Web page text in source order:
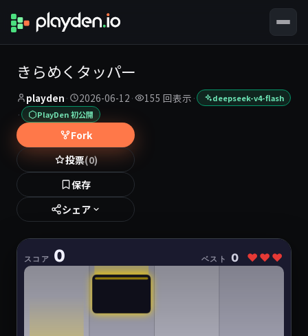
きらめくタッパー
playden · 2026-06-12 · 155 回表示 · deepseek-v4-flash
· PlayDen 初公開
Fork
投票(0)
保存
シェア